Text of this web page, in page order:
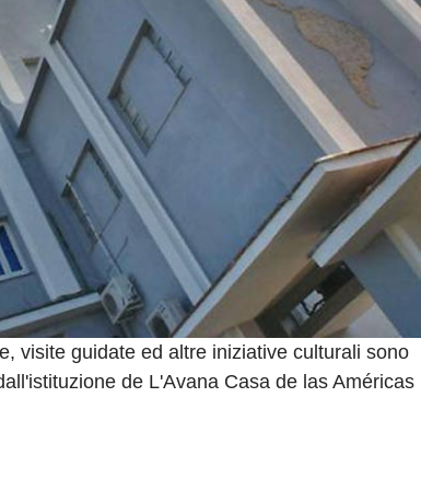
visite guidate ed altre iniziative culturali sono
de L'Avana Casa de las Américas